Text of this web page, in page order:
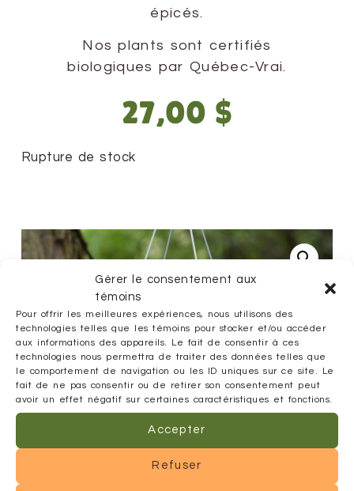
Gérer le consentement aux
témoins
Pour offrir les meilleures expériences, nous utilisons des
technologies telles que les témoins pour stocker et/ou accéder
aux informations des appareils. Le fait de consentir à ces
technologies nous permettra de traiter des données telles que
le comportement de navigation ou les ID uniques sur ce site. Le
fait de ne pas consentir ou de retirer son consentement peut
avoir un effet négatif sur certaines caractéristiques et fonctions.
Accepter
Refuser
épicés.
Nos plants sont certifiés
biologiques par Québec-Vrai.
27,00 $
Rupture de stock